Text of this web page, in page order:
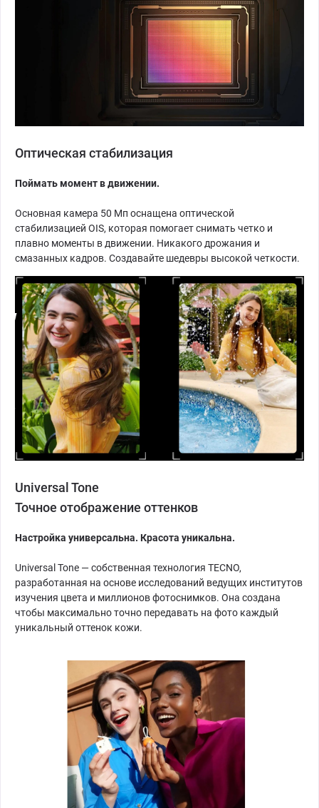
Оптическая стабилизация
Поймать момент в движении.
Основная камера 50 Мп оснащена оптической
стабилизацией OIS, которая помогает снимать четко и
плавно моменты в движении. Никакого дрожания и
смазанных кадров. Создавайте шедевры высокой четкости.
Universal Tone
Точное отображение оттенков
Настройка универсальна. Красота уникальна.
Universal Tone — собственная технология TECNO,
разработанная на основе исследований ведущих институтов
изучения цвета и миллионов фотоснимков. Она создана
чтобы максимально точно передавать на фото каждый
уникальный оттенок кожи.